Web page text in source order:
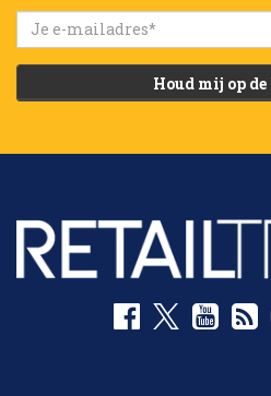
Houd mij op